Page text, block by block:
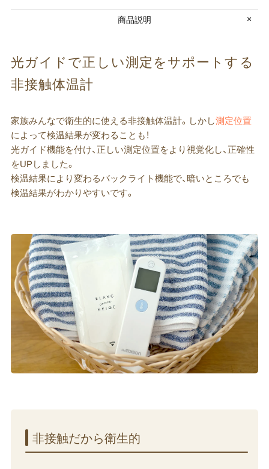
商品説明
光ガイドで​正しい​測定を​サポートする​
非接触体温計
家族みんなで衛生的に使える非接触体温計。しかし測定位置
によって検温結果が変わることも！
光ガイド機能を付け、正しい測定位置をより視覚化し、正確性
をUPしました。
検温結果により変わるバックライト機能で、暗いところでも
検温結果がわかりやすいです。
非接触だから​衛生的